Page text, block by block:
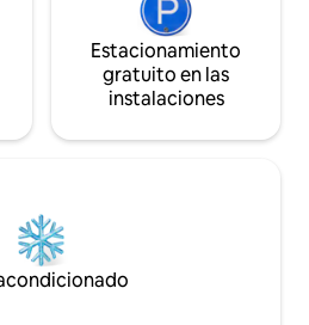
Estacionamiento
gratuito en las
instalaciones